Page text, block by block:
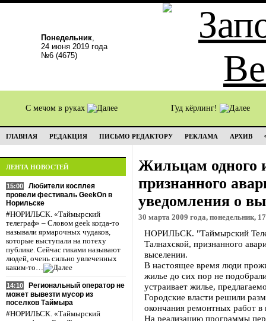
Понедельник,
24 июня 2019 года
№6 (4675)
С мечом в руках Гуд кёрлинг!
ГЛАВНАЯ РЕДАКЦИЯ ПИСЬМО РЕДАКТОРУ РЕКЛАМА АРХИВ
ЛЕНТА НОВОСТЕЙ
15:00
Любители косплея
провели фестиваль GeekOn в
Норильске
#НОРИЛЬСК. «Таймырский
телеграф» – Словом geek когда-то
называли ярмарочных чудаков,
которые выступали на потеху
публике. Сейчас гиками называют
людей, очень сильно увлеченных
каким-то…
14:10
Региональный оператор не
может вывезти мусор из
поселков Таймыра
#НОРИЛЬСК. «Таймырский
Жильцам одного
признанного
уведомления о
30 марта 2009 года, понедельник,
НОРИЛЬСК. "Таймырский
Талнахской, признанного
выселении.
В настоящее время люди
жилье до сих пор не
устраивает жилье,
Городские власти решили
окончания ремонтных работ
На реализацию программы